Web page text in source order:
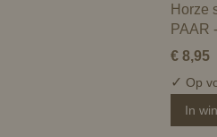
Horze
PAAR
€ 8,95
✓ Op
In